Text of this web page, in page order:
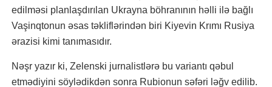
edilməsi planlaşdırılan Ukrayna böhranının həlli ilə bağlı
Vaşinqtonun əsas təkliflərindən biri Kiyevin Krımı Rusiya
ərazisi kimi tanımasıdır.
Nəşr yazır ki, Zelenski jurnalistlərə bu variantı qəbul
etmədiyini söylədikdən sonra Rubionun səfəri ləğv edilib.